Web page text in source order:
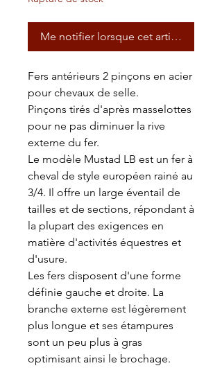
Me notifier lorsque cet article est
Fers antérieurs 2 pinçons en acier
pour chevaux de selle.
Pinçons tirés d'après masselottes
pour ne pas diminuer la rive
externe du fer.
Le modèle Mustad LB est un fer à
cheval de style européen rainé au
3/4. Il offre un large éventail de
tailles et de sections, répondant à
la plupart des exigences en
matière d'activités équestres et
d'usure.
Les fers disposent d'une forme
définie gauche et droite. La
branche externe est légèrement
plus longue et ses étampures
sont un peu plus à gras
optimisant ainsi le brochage.